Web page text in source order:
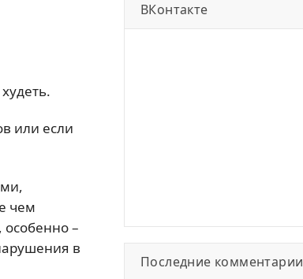
или если
чем
особенно –
в
ВКонтакте
Последние комментарии